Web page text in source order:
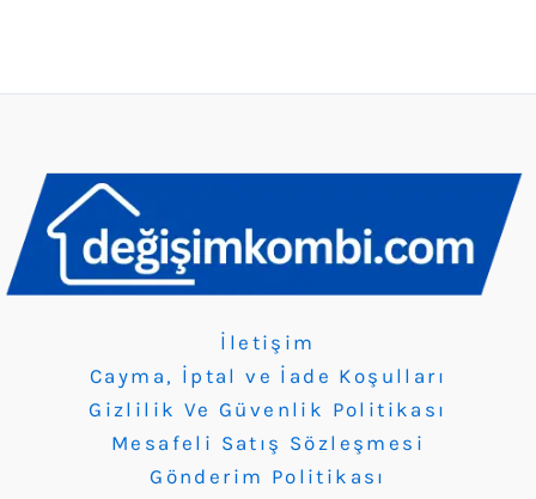
İletişim
Cayma, İptal ve İade Koşulları
Gizlilik Ve Güvenlik Politikası
Mesafeli Satış Sözleşmesi
Gönderim Politikası